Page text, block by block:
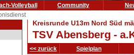
Volleyball Community
Kreisrunde U13m Nord Süd
TSV Abensberg -
<< zurück Spielplan